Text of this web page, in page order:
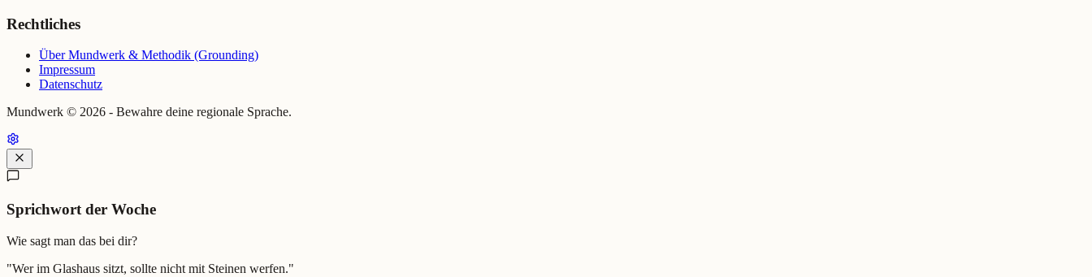
Rechtliches
Über Mundwerk & Methodik (Grounding)
Impressum
Datenschutz
Mundwerk © 2026 - Bewahre deine regionale Sprache.
Sprichwort der Woche
Wie sagt man das bei dir?
"Wer im Glashaus sitzt, sollte nicht mit Steinen werfen."